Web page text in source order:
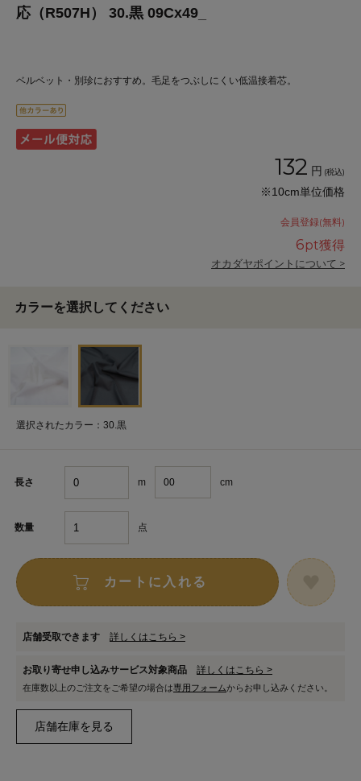
応（R507H） 30.黒 09Cx49_
ベルベット・別珍におすすめ。毛足をつぶしにくい低温接着芯。
132 円 (税込)
※10cm単位価格
会員登録(無料)
6pt獲得
オカダヤポイントについて >
カラーを選択してください
選択されたカラー：30.黒
長さ m cm
数量 点
カートに入れる
店舗受取できます 詳しくはこちら >
お取り寄せ申し込みサービス対象商品 詳しくはこちら >
在庫数以上のご注文をご希望の場合は専用フォームからお申し込みください。